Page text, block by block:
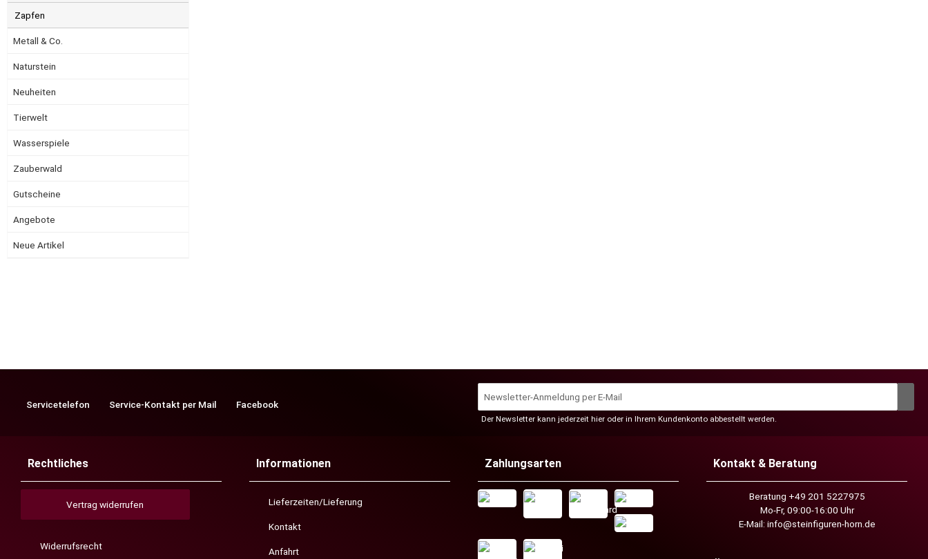
Zapfen
Metall & Co.
Naturstein
Neuheiten
Tierwelt
Wasserspiele
Zauberwald
Gutscheine
Angebote
Neue Artikel
Servicetelefon Service-Kontakt per Mail Facebook
Der Newsletter kann jederzeit hier oder in Ihrem Kundenkonto abbestellt werden.
Rechtliches
Vertrag widerrufen
Widerrufsrecht
Informationen
Lieferzeiten/Lieferung
Kontakt
Anfahrt
Zahlungsarten Kontakt & Beratung
Beratung +49 201 5227975
Mo-Fr, 09:00-16:00 Uhr
E-Mail: info@steinfiguren-horn.de